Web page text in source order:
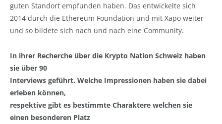
guten Standort empfunden haben. Das entwickelte sich
2014 durch die Ethereum Foundation und mit Xapo weiter
und so bildete sich nach und nach eine Community.
In ihrer Recherche über die Krypto Nation Schweiz haben
sie über 90
Interviews geführt. Welche Impressionen haben sie dabei
erleben können,
respektive gibt es bestimmte Charaktere welchen sie
einen besonderen Platz